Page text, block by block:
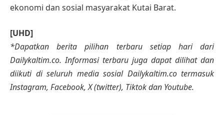
ekonomi dan sosial masyarakat Kutai Barat.
[UHD]
*Dapatkan berita pilihan terbaru setiap hari dari
Dailykaltim.co. Informasi terbaru juga dapat dilihat dan
diikuti di seluruh media sosial Dailykaltim.co termasuk
Instagram, Facebook, X (twitter), Tiktok dan Youtube.